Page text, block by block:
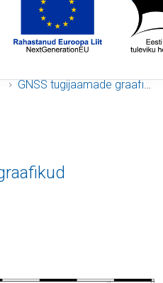
GNSS tugijaamade graafikud